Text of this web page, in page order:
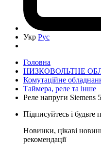
Укр Рус
Головна
НИЗКОВОЛЬТНЕ
Комутаційне
Таймера, реле та інше
Реле напруги Siemens
Підписуйтесь і
Новинки, цікаві
рекомендації